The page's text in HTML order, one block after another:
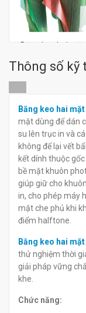
Băng keo hai mặt
FOL 025
0đ
Thông số kỹ
Băng keo hai
mặt dùng để dán
su lên trục in và
không để lại vết
kết dính thuộc
bề mặt khuôn
giúp giữ cho
in, cho phép máy
mặt che phủ khi
điểm halftone.
Băng keo hai
thử nghiệm thời
giải pháp vững
khe.
Chức năng: